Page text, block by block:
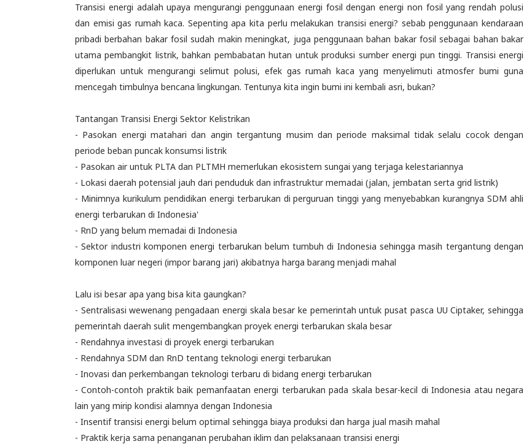
Transisi energi adalah upaya mengurangi penggunaan energi fosil dengan energi non fosil yang rendah polusi
dan emisi gas rumah kaca. Sepenting apa kita perlu melakukan transisi energi? sebab penggunaan kendaraan
pribadi berbahan bakar fosil sudah makin meningkat, juga penggunaan bahan bakar fosil sebagai bahan bakar
utama pembangkit listrik, bahkan pembabatan hutan untuk produksi sumber energi pun tinggi. Transisi energi
diperlukan untuk mengurangi selimut polusi, efek gas rumah kaca yang menyelimuti atmosfer bumi guna
mencegah timbulnya bencana lingkungan. Tentunya kita ingin bumi ini kembali asri, bukan?
Tantangan Transisi Energi Sektor Kelistrikan
- Pasokan energi matahari dan angin tergantung musim dan periode maksimal tidak selalu cocok dengan
periode beban puncak konsumsi listrik
- Pasokan air untuk PLTA dan PLTMH memerlukan ekosistem sungai yang terjaga kelestariannya
- Lokasi daerah potensial jauh dari penduduk dan infrastruktur memadai (jalan, jembatan serta grid listrik)
- Minimnya kurikulum pendidikan energi terbarukan di perguruan tinggi yang menyebabkan kurangnya SDM ahli
energi terbarukan di Indonesia'
- RnD yang belum memadai di Indonesia
- Sektor industri komponen energi terbarukan belum tumbuh di Indonesia sehingga masih tergantung dengan
komponen luar negeri (impor barang jari) akibatnya harga barang menjadi mahal
Lalu isi besar apa yang bisa kita gaungkan?
- Sentralisasi wewenang pengadaan energi skala besar ke pemerintah untuk pusat pasca UU Ciptaker, sehingga
pemerintah daerah sulit mengembangkan proyek energi terbarukan skala besar
- Rendahnya investasi di proyek energi terbarukan
- Rendahnya SDM dan RnD tentang teknologi energi terbarukan
- Inovasi dan perkembangan teknologi terbaru di bidang energi terbarukan
- Contoh-contoh praktik baik pemanfaatan energi terbarukan pada skala besar-kecil di Indonesia atau negara
lain yang mirip kondisi alamnya dengan Indonesia
- Insentif transisi energi belum optimal sehingga biaya produksi dan harga jual masih mahal
- Praktik kerja sama penanganan perubahan iklim dan pelaksanaan transisi energi